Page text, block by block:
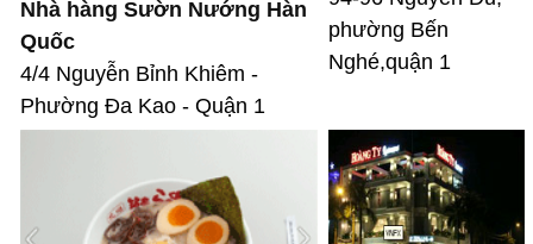
Nhà hàng Sườn Nướng Hàn
Quốc
4/4 Nguyễn Bỉnh Khiêm -
Phường Đa Kao - Quận 1
phường Bến
Nghé,quận 1